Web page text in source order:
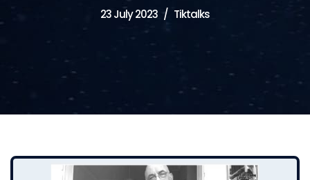
23 July 2023 Tiktalks